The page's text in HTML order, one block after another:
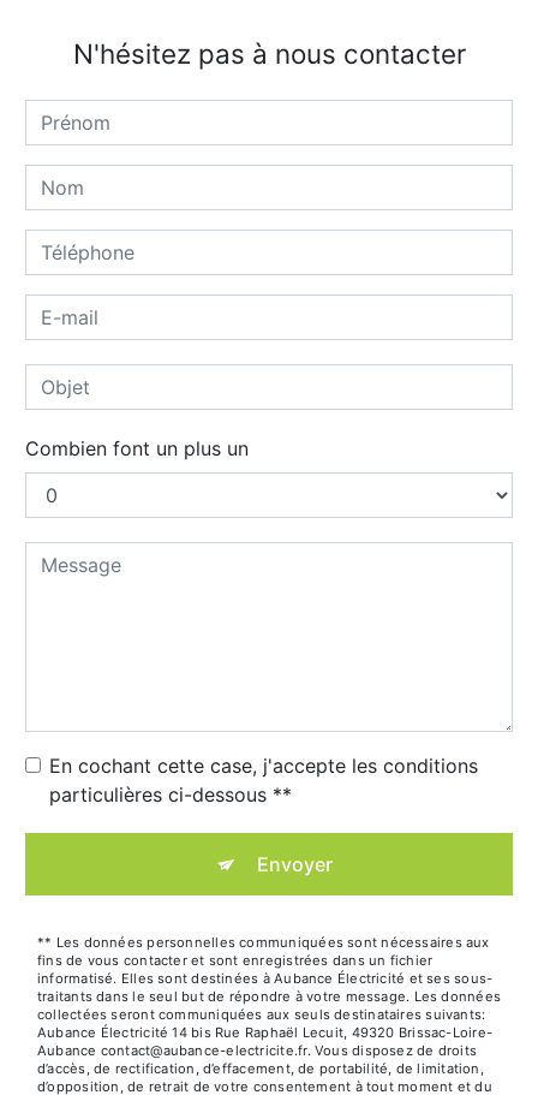
N'hésitez pas à nous contacter
Combien font un plus un
En cochant cette case, j'accepte les conditions
particulières ci-dessous **
Envoyer
** Les données personnelles communiquées sont nécessaires aux
fins de vous contacter et sont enregistrées dans un fichier
informatisé. Elles sont destinées à Aubance Électricité et ses sous-
traitants dans le seul but de répondre à votre message. Les données
collectées seront communiquées aux seuls destinataires suivants:
Aubance Électricité 14 bis Rue Raphaël Lecuit, 49320 Brissac-Loire-
Aubance contact@aubance-electricite.fr. Vous disposez de droits
d’accès, de rectification, d’effacement, de portabilité, de limitation,
d’opposition, de retrait de votre consentement à tout moment et du